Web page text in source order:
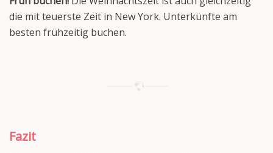
die mit teuerste Zeit in New York. Unterkünfte am
besten frühzeitig buchen.
Fazit